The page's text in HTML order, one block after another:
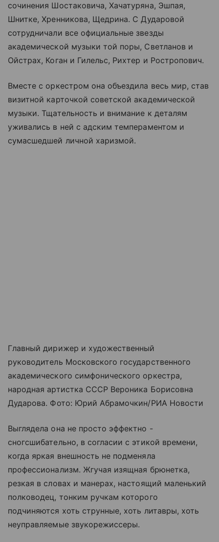
сочинения Шостаковича, Хачатуряна, Эшпая,
Шнитке, Хренникова, Щедрина. С Дударовой
сотрудничали все официальные звезды
академической музыки той поры, Светланов и
Ойстрах, Коган и Гилельс, Рихтер и Ростропович.
Вместе с оркестром она объездила весь мир, став
визитной карточкой советской академической
музыки. Тщательность и внимание к деталям
уживались в ней с адским темпераментом и
сумасшедшей личной харизмой.
Главный дирижер и художественный
руководитель Московского государственного
академического симфонического оркестра,
народная артистка СССР Вероника Борисовна
Дударова. Фото: Юрий Абрамочкин/РИА Новости
Выглядела она не просто эффектно -
сногсшибательно, в согласии с этикой времени,
когда яркая внешность не подменяла
профессионализм. Жгучая изящная брюнетка,
резкая в словах и манерах, настоящий маленький
полководец, тонким ручкам которого
подчиняются хоть струнные, хоть литавры, хоть
неуправляемые звукорежиссеры.